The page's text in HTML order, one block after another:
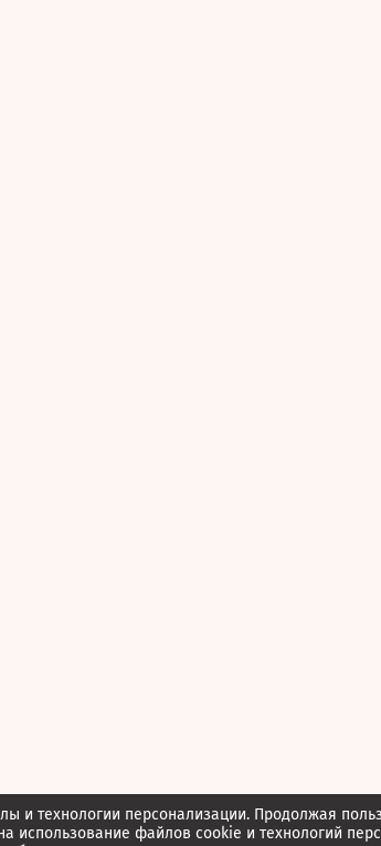
и технологии персонализации. Продолжая
использование файлов cookie и технологий